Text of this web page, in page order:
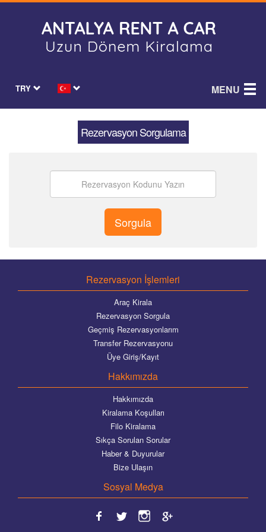
TRY MENU
Rezervasyon Sorgulama
Rezervasyon İşlemleri
Araç Kirala
Rezervasyon Sorgula
Geçmiş Rezervasyonlarım
Transfer Rezervasyonu
Üye Giriş/Kayıt
Hakkımızda
Hakkımızda
Kiralama Koşulları
Filo Kiralama
Sıkça Sorulan Sorular
Haber & Duyurular
Bize Ulaşın
Sosyal Medya